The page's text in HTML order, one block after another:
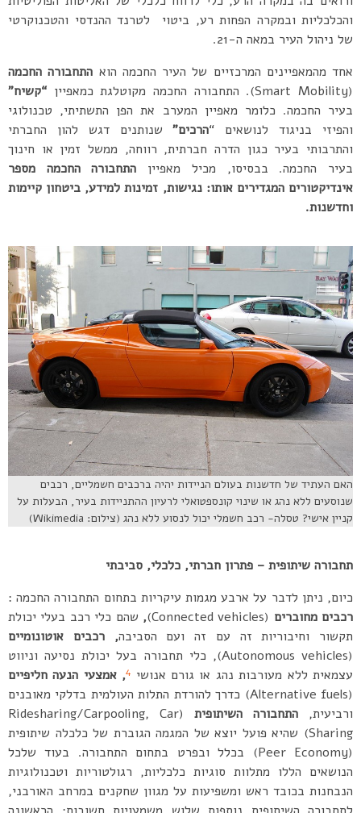
והכלכליות ובמקרה הפחות רע, ביטוי לטרנד ההנדסי והטכנוקרטי
של ניהול העיר במאה ה-21.
אחד מהמאפיינים המרכזיים של העיר החכמה הוא התחבורה החכמה
(Smart Mobility). התחבורה החכמה מקוטלגת כמאפיין
“קשיח”
בעיר החכמה. כלומר מאפיין המערב את הפן התשתיתי, טכנולוגי
והפיזי בניגוד לנושאים “הרכים”שנותנים דגש להון החברתי
והתרבותי בעיר כגון הדרה חברתית, רווחה, ממשל זמין או חינוך
בעיר החכמה. בבסיסו, מכיל מאפיין התחבורה החכמה מספר
אינדיקטורים המגדירים אותו: נגישות, זמינות למידע, ביטחון קיימות
וחדשנות.
האם העתיד של חדשנות בעולם הניידות יהיה ברכבים חשמליים, רכבים
שנוסעים ללא נהג או שינוי קונספטואלי לרעיון ההתניידות בעיר, הבעלות על
קניין אישי? טסלה- רכב חשמלי יכול לנסוע ללא נהג (צילום: Wikimedia)
תחבורה שיתופית – פתרון חברתי, כלכלי, סביבתי
כיום, ניתן לדבר על ארבע מגמות עיקריות בתחום התחבורה החכמה :
רכבים מחוברים (Connected vehicles)
, שהם כלי רכב בעלי יכולת
תקשור וחיבוריות זה עם זה ועם הסביבה, רכבים אוטונומיים
(Autonomous vehicles), כלי תחבורה בעל יכולת נסיעה וניווט
עצמאית ללא מעורבות נהג או גורם אנושי 4, אמצעי הנעה חליפיים
(Alternative fuels) כדרך להורדת התלות העולמית בדלקי מאובנים
ורביעית, התחבורה השיתופית
(Ridesharing/Carpooling, Car
Sharing) שהיא פועל יוצא של המגמה הגוברת של כלכלה שיתופית
(Peer Economy) בכלל ובפרט בתחום התחבורה. בעוד שלכל
הנושאים הללו מתלוות סוגיות כלכליות, רגולטוריות וטכנולוגיות
הנבחנות בכובד ראש ומשפיעות על מגוון שחקנים במרחב האורבני,